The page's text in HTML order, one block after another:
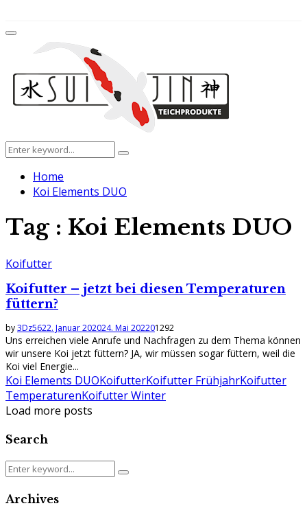
Primary
Menu
Search
Search
Home
Koi Elements DUO
Tag : Koi Elements DUO
Koifutter
Koifutter – jetzt bei diesen Temperaturen
füttern?
by3Dz5622. Januar 202024. Mai 202201292
Uns erreichen viele Anrufe und Nachfragen zu dem Thema können
wir unsere Koi jetzt füttern? JA, wir müssen sogar füttern, weil die
Koi viel Energie...
Koi Elements DUOKoifutterKoifutter FrühjahrKoifutter
TemperaturenKoifutter Winter
Load more posts
Search
Search
Search
Archives